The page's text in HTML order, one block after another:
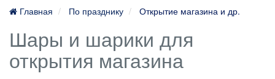
Главная По празднику Открытие магазина и др.
Шары и шарики для
открытия магазина